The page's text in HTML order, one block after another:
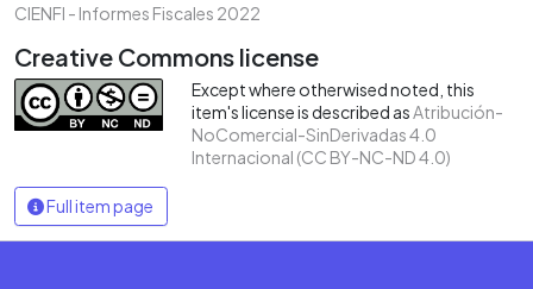
CIENFI - Informes Fiscales 2022
Creative Commons license
Except where otherwised noted, this
item's license is described asAtribución-
NoComercial-SinDerivadas 4.0
Internacional (CC BY-NC-ND 4.0)
Full item page